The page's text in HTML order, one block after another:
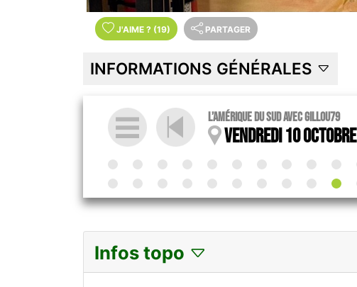
J'AIME ? (19) PARTAGER
INFORMATIONS GÉNÉRALES
L’Amérique du Sud avec Gillou79
Vendredi 10 Octobre
Infos topo